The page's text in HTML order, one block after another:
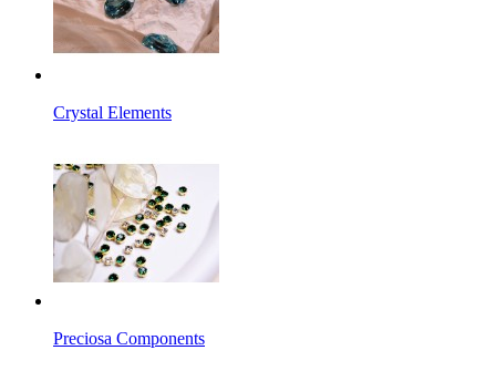
Crystal Elements
Preciosa Components